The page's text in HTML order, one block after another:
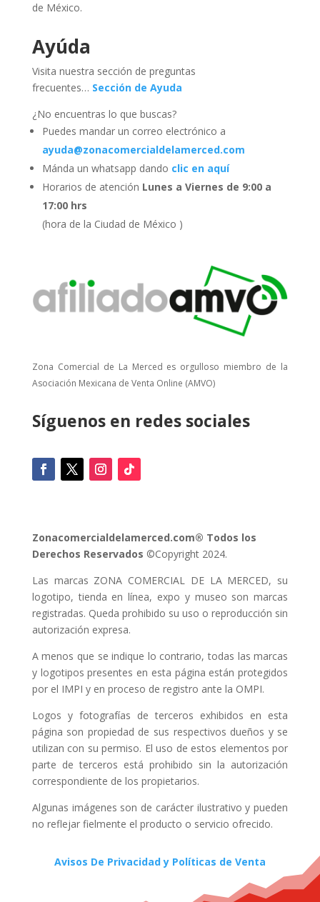
de México.
Ayúda
Visita nuestra sección de preguntas
frecuentes… Sección de Ayuda
¿No encuentras lo que buscas?
Puedes mandar un correo electrónico a
ayuda@zonacomercialdelamerced.com
Mánda un whatsapp dando clic en aquí
Horarios de atención Lunes a Viernes de 9:00 a
17:00 hrs
(hora de la Ciudad de México )
Zona Comercial de La Merced es orgulloso miembro de la
Asociación Mexicana de Venta Online (AMVO)
Síguenos en redes sociales
Zonacomercialdelamerced.com® Todos los
Derechos Reservados ©Copyright 2024.
Las marcas ZONA COMERCIAL DE LA MERCED, su
logotipo, tienda en línea, expo y museo son marcas
registradas. Queda prohibido su uso o reproducción sin
autorización expresa.
A menos que se indique lo contrario, todas las marcas
y logotipos presentes en esta página están protegidos
por el IMPI y en proceso de registro ante la OMPI.
Logos y fotografías de terceros exhibidos en esta
página son propiedad de sus respectivos dueños y se
utilizan con su permiso. El uso de estos elementos por
parte de terceros está prohibido sin la autorización
correspondiente de los propietarios.
Algunas imágenes son de carácter ilustrativo y pueden
no reflejar fielmente el producto o servicio ofrecido.
Avisos De Privacidad y Políticas de Venta